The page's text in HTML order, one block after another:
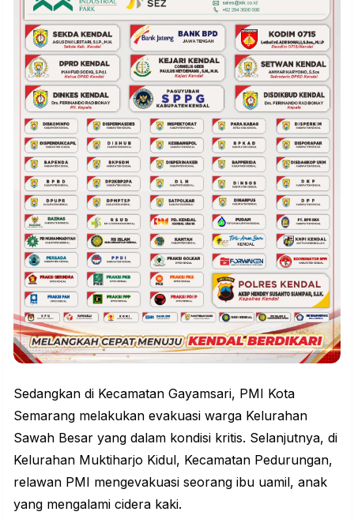
Sedangkan di Kecamatan Gayamsari, PMI Kota
Semarang melakukan evakuasi warga Kelurahan
Sawah Besar yang dalam kondisi kritis. Selanjutnya, di
Kelurahan Muktiharjo Kidul, Kecamatan Pedurungan,
relawan PMI mengevakuasi seorang ibu uamil, anak
yang mengalami cidera kaki.